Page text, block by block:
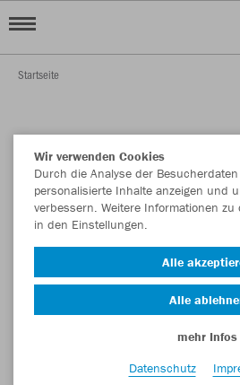
Startseite
Wir verwenden Cookies
Durch die Analyse der
personalisierte Inhalte anzeigen und
verbessern. Weitere Informationen zu
in den Einstellungen.
Alle
Alle
mehr Infos
Datenschutz